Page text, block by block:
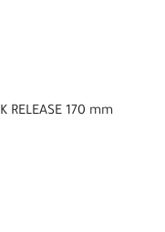
RELEASE 170 mm